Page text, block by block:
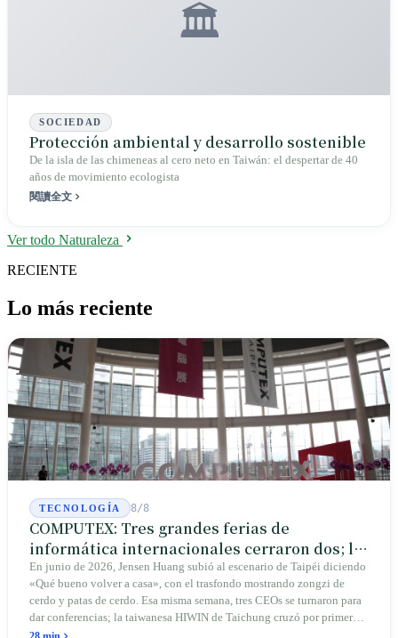
🏛️
SOCIEDAD
Protección ambiental y desarrollo sostenible
De la isla de las chimeneas al cero neto en Taiwán: el despertar de 40
años de movimiento ecologista
閱讀全文
Ver todo Naturaleza
RECIENTE
Lo más reciente
TECNOLOGÍA 8/8
COMPUTEX: Tres grandes ferias de
informática internacionales cerraron dos; la
que queda crece en Taipéi
En junio de 2026, Jensen Huang subió al escenario de Taipéi diciendo
«Qué bueno volver a casa», con el trasfondo mostrando zongzi de
cerdo y patas de cerdo. Esa misma semana, tres CEOs se turnaron para
dar conferencias; la taiwanesa HIWIN de Taichung cruzó por primera
vez la frontera para conectar reductores a las articulaciones de los